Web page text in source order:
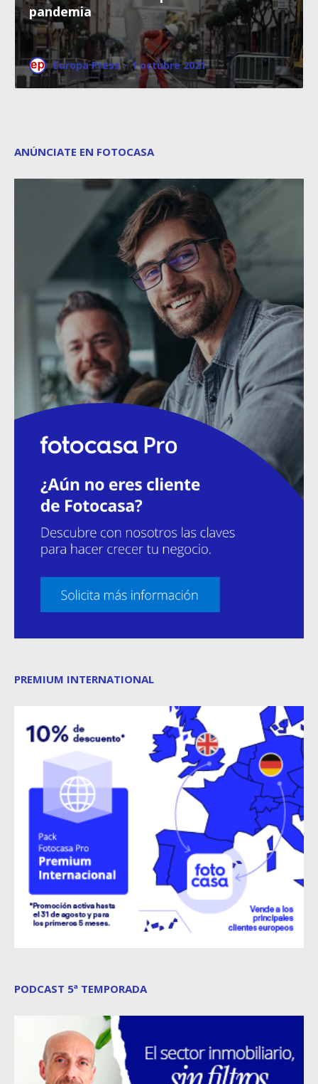
pandemia
Europa Press · 1 octubre 2021
ANÚNCIATE EN FOTOCASA
PREMIUM INTERNATIONAL
PODCAST 5ª TEMPORADA